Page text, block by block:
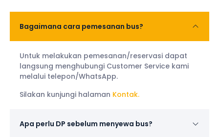
Bagaimana cara pemesanan bus?
Untuk melakukan pemesanan/reservasi dapat
langsung menghubungi Customer Service kami
melalui telepon/WhatsApp.
Silakan kunjungi halaman Kontak.
Apa perlu DP sebelum menyewa bus?